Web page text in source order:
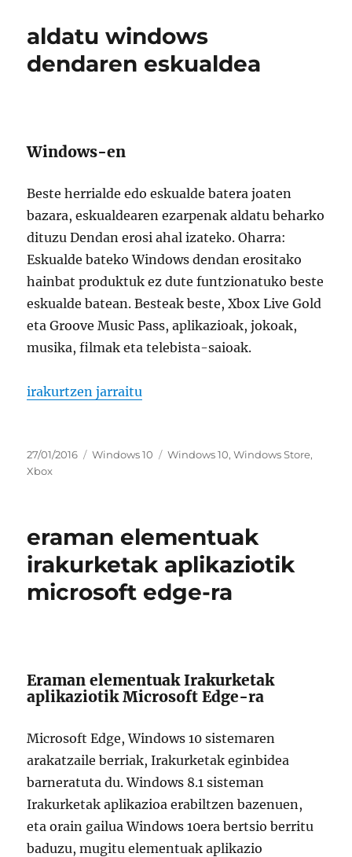
aldatu windows
dendaren eskualdea
Windows-en
Beste herrialde edo eskualde batera joaten
bazara, eskualdearen ezarpenak aldatu beharko
dituzu Dendan erosi ahal izateko. Oharra:
Eskualde bateko Windows dendan erositako
hainbat produktuk ez dute funtzionatuko beste
eskualde batean. Besteak beste, Xbox Live Gold
eta Groove Music Pass, aplikazioak, jokoak,
musika, filmak eta telebista-saioak.
“aldatu windows dendaren eskualdea”
irakurtzen jarraitu
Argitaratze-
data
27/01/2016 Kategoriak
Windows 10 Etiketak
Windows 10,Windows Store,
Xbox
eraman elementuak
irakurketak aplikaziotik
microsoft edge-ra
Eraman elementuak Irakurketak
aplikaziotik Microsoft Edge-ra
Microsoft Edge, Windows 10 sistemaren
arakatzaile berriak, Irakurketak eginbidea
barneratuta du. Windows 8.1 sisteman
Irakurketak aplikazioa erabiltzen bazenuen,
eta orain gailua Windows 10era bertsio berritu
baduzu, mugitu elementuak aplikazio